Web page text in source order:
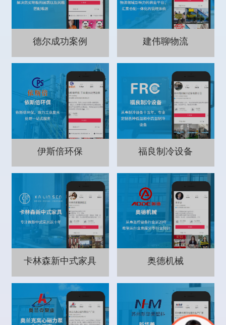
德尔成功案例 建伟聊物流
伊斯倍环保 福良制冷设备
卡林森新中式家具 奥德机械